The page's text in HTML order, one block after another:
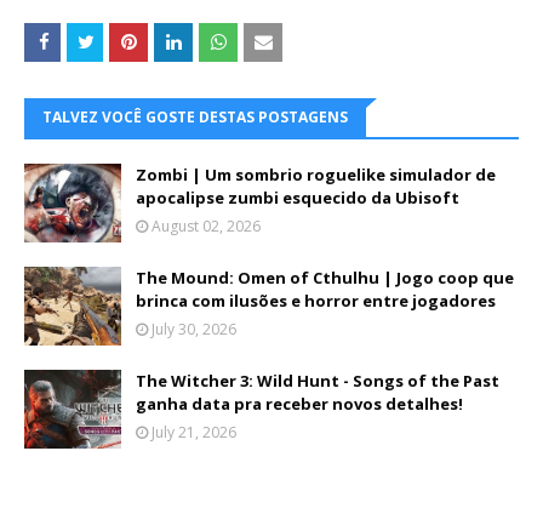
TALVEZ VOCÊ GOSTE DESTAS POSTAGENS
Zombi | Um sombrio roguelike simulador de
apocalipse zumbi esquecido da Ubisoft
August 02, 2026
The Mound: Omen of Cthulhu | Jogo coop que
brinca com ilusões e horror entre jogadores
July 30, 2026
The Witcher 3: Wild Hunt - Songs of the Past
ganha data pra receber novos detalhes!
July 21, 2026